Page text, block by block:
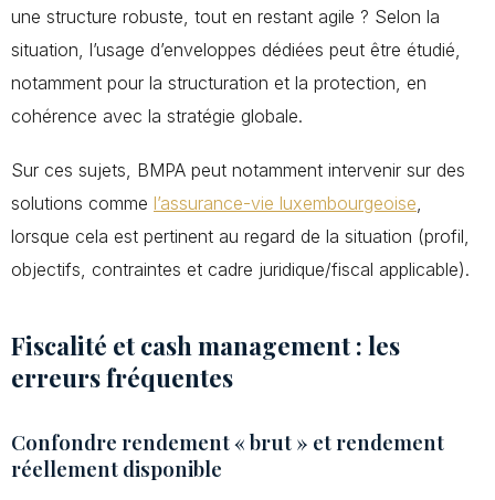
une structure robuste, tout en restant agile ? Selon la
situation, l’usage d’enveloppes dédiées peut être étudié,
notamment pour la structuration et la protection, en
cohérence avec la stratégie globale.
Sur ces sujets, BMPA peut notamment intervenir sur des
solutions comme l’assurance-vie luxembourgeoise,
lorsque cela est pertinent au regard de la situation (profil,
objectifs, contraintes et cadre juridique/fiscal applicable).
Fiscalité et cash management : les
erreurs fréquentes
Confondre rendement « brut » et rendement
réellement disponible